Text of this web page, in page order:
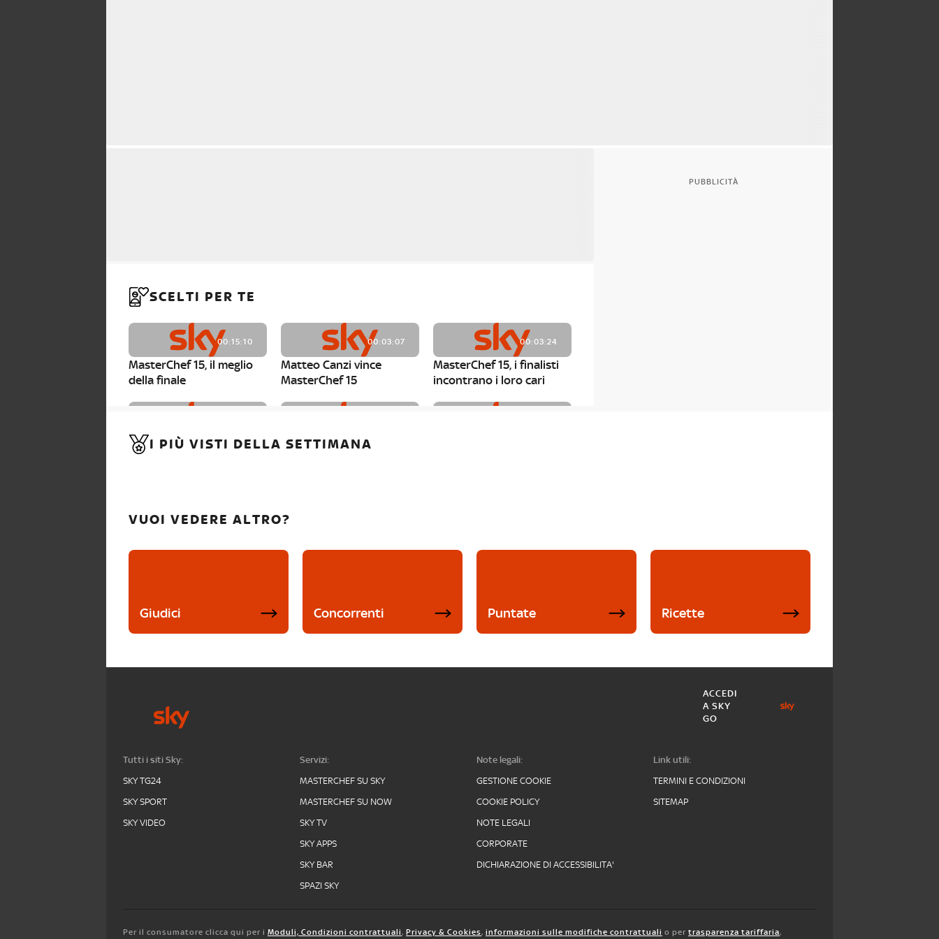
SCELTI PER TE
00:15:10
MasterChef 15, il meglio
della finale
00:03:07
Matteo Canzi vince
MasterChef 15
00:03:24
MasterChef 15, i finalisti
incontrano i loro cari
MasterChef 15, Carlotta è
MasterChef 15, Matteo
PUBBLICITÀ
I PIÙ VISTI DELLA SETTIMANA
VUOI VEDERE ALTRO?
Giudici Concorrenti Puntate Ricette
ACCEDI
A SKY
GO
Tutti i siti Sky:
SKY TG24
SKY SPORT
SKY VIDEO
Servizi:
MASTERCHEF SU SKY
MASTERCHEF SU NOW
SKY TV
SKY APPS
SKY BAR
SPAZI SKY
Note legali:
GESTIONE COOKIE
COOKIE POLICY
NOTE LEGALI
CORPORATE
DICHIARAZIONE DI ACCESSIBILITA'
Link utili:
TERMINI E CONDIZIONI
SITEMAP
Per il consumatore clicca qui per i Moduli, Condizioni contrattuali, Privacy & Cookies, informazioni sulle modifiche contrattuali o per trasparenza tariffaria,